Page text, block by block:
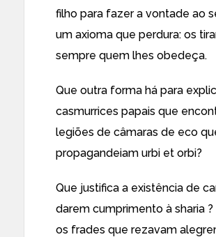
filho para fazer a vontade ao
um axioma que perdura: os
sempre quem lhes obedeça.
Que outra forma há para
casmurrices papais que
legiões de câmaras de eco
propagandeiam urbi et orbi?
Que justifica a existência de
darem cumprimento à sharia
os frades que rezavam